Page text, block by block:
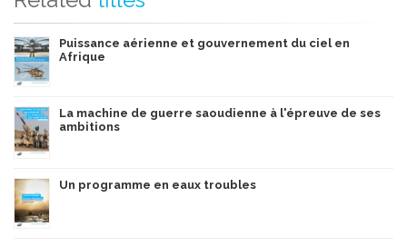
Puissance aérienne et gouvernement du ciel en
Afrique
La machine de guerre saoudienne à l'épreuve de ses
ambitions
Un programme en eaux troubles